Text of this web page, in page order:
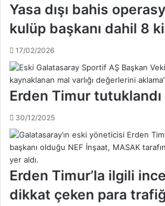
r
ş
r
m
a
ı
:
1
7
h
a
k
d
n
b
a
h
i
s
s
o
r
u
ş
u
Yasa dışı bahis
kulüp başkanı dahil 8
17/02/2026
Erden Timur tutuklandı
30/12/2025
Erden Timur’la ilgili
dikkat çeken para